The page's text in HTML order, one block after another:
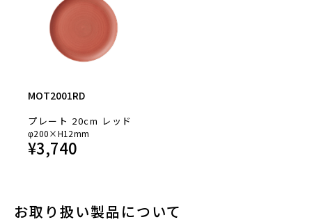
MOT2001RD
プレート 20cm レッド
φ200×H12mm
¥3,740
お取り扱い製品について